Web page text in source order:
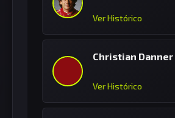
Ver Histórico
Christian Danner
Ver Histórico